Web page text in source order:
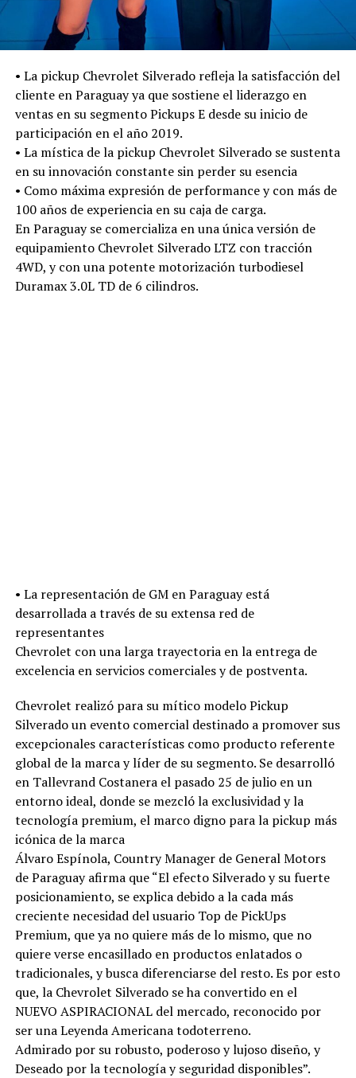
• La pickup Chevrolet Silverado refleja la satisfacción del
cliente en Paraguay ya que sostiene el liderazgo en
ventas en su segmento Pickups E desde su inicio de
participación en el año 2019.
• La mística de la pickup Chevrolet Silverado se sustenta
en su innovación constante sin perder su esencia
• Como máxima expresión de performance y con más de
100 años de experiencia en su caja de carga.
En Paraguay se comercializa en una única versión de
equipamiento Chevrolet Silverado LTZ con tracción
4WD, y con una potente motorización turbodiesel
Duramax 3.0L TD de 6 cilindros.
• La representación de GM en Paraguay está
desarrollada a través de su extensa red de
representantes
Chevrolet con una larga trayectoria en la entrega de
excelencia en servicios comerciales y de postventa.
Chevrolet realizó para su mítico modelo Pickup
Silverado un evento comercial destinado a promover sus
excepcionales características como producto referente
global de la marca y líder de su segmento. Se desarrolló
en Tallevrand Costanera el pasado 25 de julio en un
entorno ideal, donde se mezcló la exclusividad y la
tecnología premium, el marco digno para la pickup más
icónica de la marca
Álvaro Espínola, Country Manager de General Motors
de Paraguay afirma que “El efecto Silverado y su fuerte
posicionamiento, se explica debido a la cada más
creciente necesidad del usuario Top de PickUps
Premium, que ya no quiere más de lo mismo, que no
quiere verse encasillado en productos enlatados o
tradicionales, y busca diferenciarse del resto. Es por esto
que, la Chevrolet Silverado se ha convertido en el
NUEVO ASPIRACIONAL del mercado, reconocido por
ser una Leyenda Americana todoterreno.
Admirado por su robusto, poderoso y lujoso diseño, y
Deseado por la tecnología y seguridad disponibles”.